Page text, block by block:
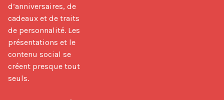
d’anniversaires, de
cadeaux et de traits
de personnalité. Les
présentations et le
contenu social se
créent presque tout
seuls.